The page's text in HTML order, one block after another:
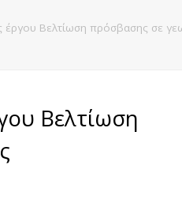
Βελτίωση πρόσβασης σε
Βελτίωση